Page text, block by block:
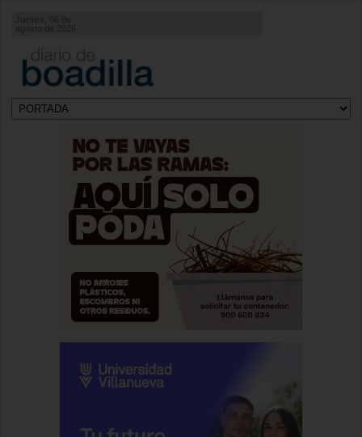
agosto de 2026